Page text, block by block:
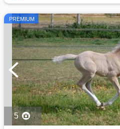
PREMIUM
5